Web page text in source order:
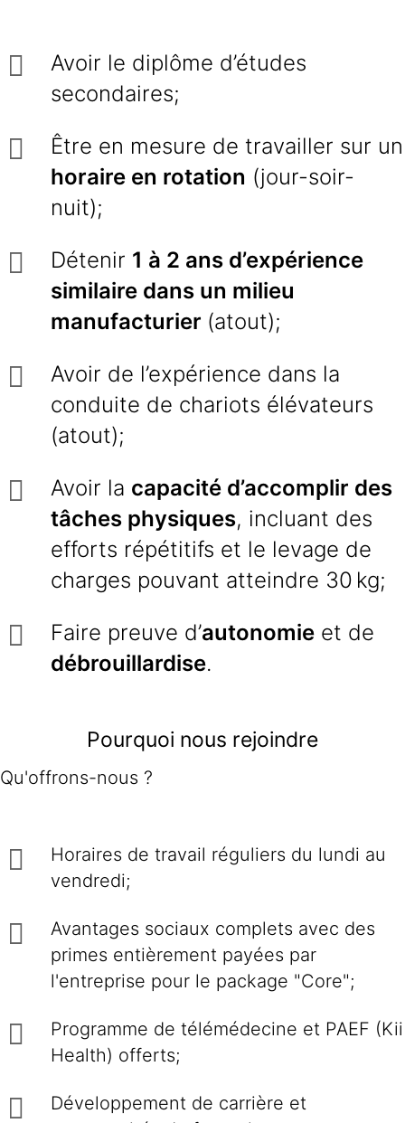
Avoir le diplôme d’études
secondaires;
Être en mesure de travailler sur un
horaire en rotation (jour-soir-
nuit);
Détenir 1 à 2 ans d’expérience
similaire dans un milieu
manufacturier (atout);
Avoir de l’expérience dans la
conduite de chariots élévateurs
(atout);
Avoir la capacité d’accomplir des
tâches physiques, incluant des
efforts répétitifs et le levage de
charges pouvant atteindre 30 kg;
Faire preuve d’autonomie et de
débrouillardise.
Pourquoi nous rejoindre
Qu'offrons-nous ?
Horaires de travail réguliers du lundi au
vendredi;
Avantages sociaux complets avec des
primes entièrement payées par
l'entreprise pour le package "Core";
Programme de télémédecine et PAEF (Kii
Health) offerts;
Développement de carrière et